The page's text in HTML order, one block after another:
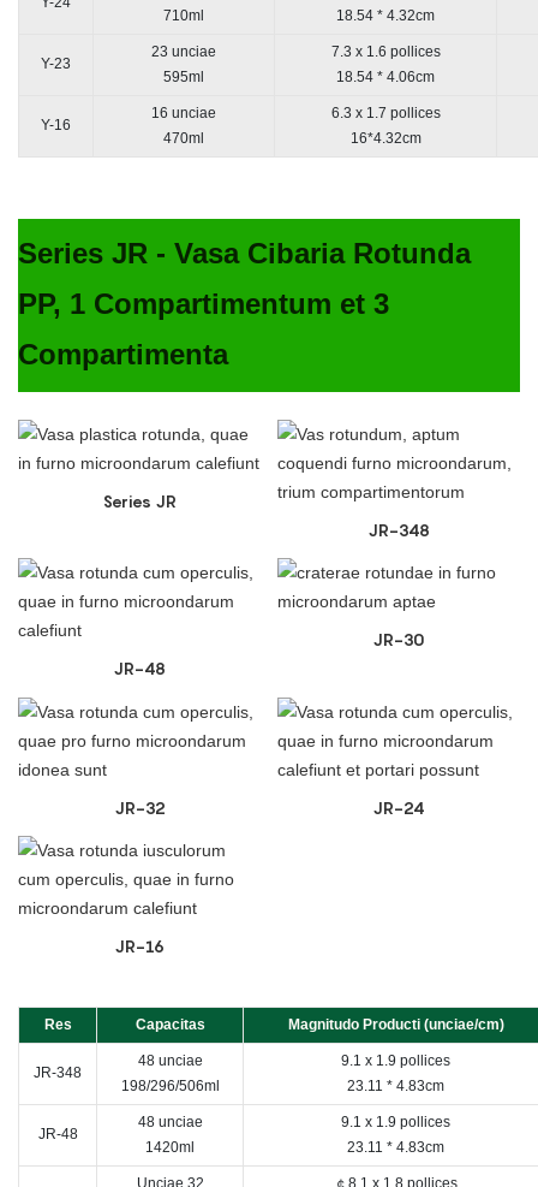
710ml
18.54 * 4.32cm
Y-23
23 unciae
595ml
7.3 x 1.6 pollices
18.54 * 4.06cm
Y-16
16 unciae
470ml
6.3 x 1.7 pollices
16*4.32cm
Series JR - Vasa Cibaria Rotunda
PP, 1 Compartimentum et 3
Compartimenta
Series JR
JR-348
JR-48
JR-30
JR-32 JR-24
JR-16
Res Capacitas Magnitudo Producti (unciae/cm)
JR-348
48 unciae
198/296/506ml
9.1 x 1.9 pollices
23.11 * 4.83cm
JR-48
48 unciae
1420ml
9.1 x 1.9 pollices
23.11 * 4.83cm
Unciae 32 ￠8.1 x 1.8 pollices